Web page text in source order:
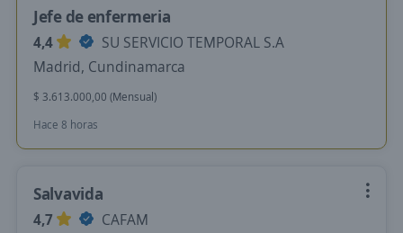
Jefe de enfermeria
4,4
SU SERVICIO TEMPORAL S.A
Madrid, Cundinamarca
$ 3.613.000,00 (Mensual)
Hace 8 horas
Salvavida
4,7
CAFAM